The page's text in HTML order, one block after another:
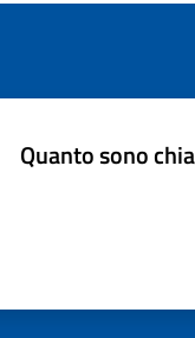
Quanto sono